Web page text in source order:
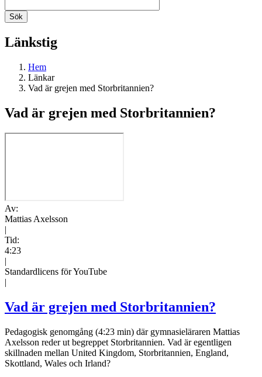
Länkstig
Hem
Länkar
Vad är grejen med Storbritannien?
Vad är grejen med Storbritannien?
Av:
Mattias Axelsson
|
Tid:
4:23
|
Standardlicens för YouTube
|
Vad är grejen med Storbritannien?
Pedagogisk genomgång (4:23 min) där gymnasieläraren Mattias
Axelsson reder ut begreppet Storbritannien. Vad är egentligen
skillnaden mellan United Kingdom, Storbritannien, England,
Skottland, Wales och Irland?